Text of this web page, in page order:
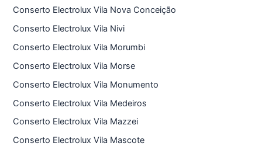
Conserto Electrolux Vila Nova Conceição
Conserto Electrolux Vila Nivi
Conserto Electrolux Vila Morumbi
Conserto Electrolux Vila Morse
Conserto Electrolux Vila Monumento
Conserto Electrolux Vila Medeiros
Conserto Electrolux Vila Mazzei
Conserto Electrolux Vila Mascote